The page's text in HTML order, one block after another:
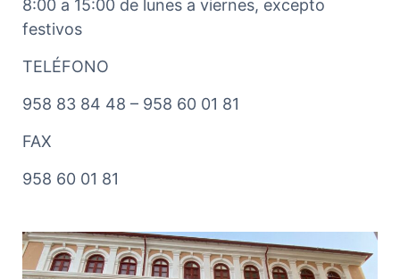
8:00 a 15:00 de lunes a viernes, excepto
festivos
TELÉFONO
958 83 84 48 – 958 60 01 81
FAX
958 60 01 81